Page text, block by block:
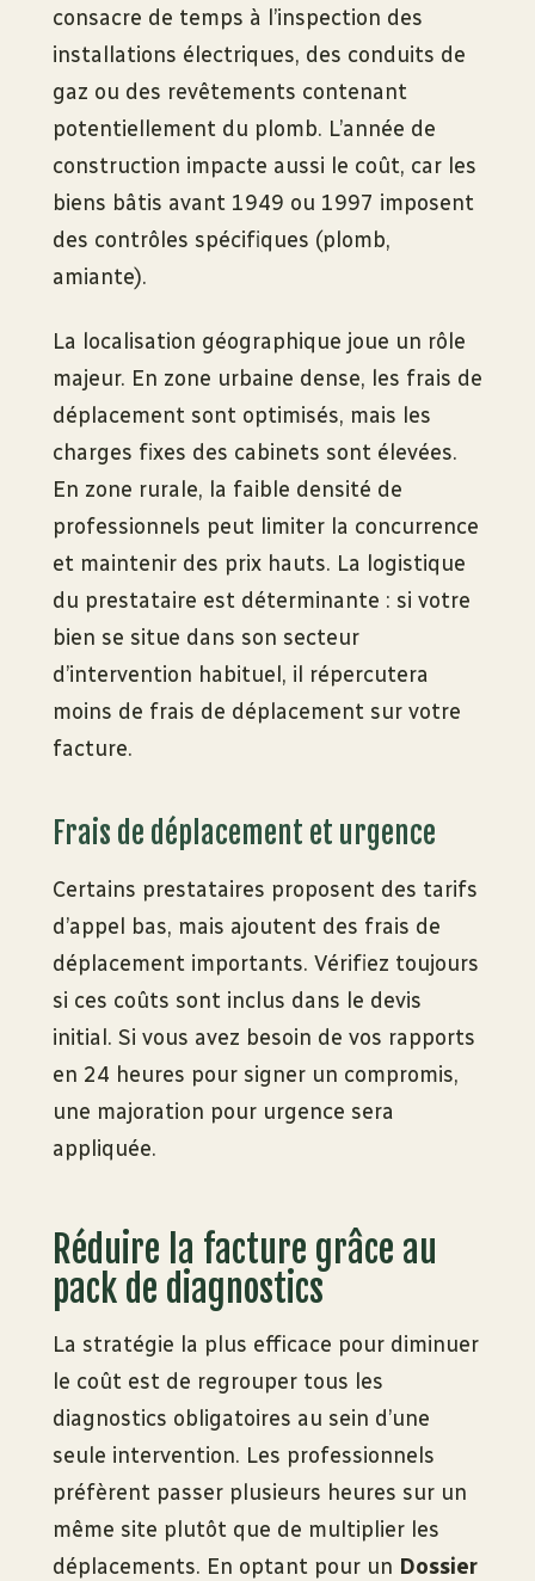
consacre de temps à l’inspection des
installations électriques, des conduits de
gaz ou des revêtements contenant
potentiellement du plomb. L’année de
construction impacte aussi le coût, car les
biens bâtis avant 1949 ou 1997 imposent
des contrôles spécifiques (plomb,
amiante).
La localisation géographique joue un rôle
majeur. En zone urbaine dense, les frais de
déplacement sont optimisés, mais les
charges fixes des cabinets sont élevées.
En zone rurale, la faible densité de
professionnels peut limiter la concurrence
et maintenir des prix hauts. La logistique
du prestataire est déterminante : si votre
bien se situe dans son secteur
d’intervention habituel, il répercutera
moins de frais de déplacement sur votre
facture.
Frais de déplacement et urgence
Certains prestataires proposent des tarifs
d’appel bas, mais ajoutent des frais de
déplacement importants. Vérifiez toujours
si ces coûts sont inclus dans le devis
initial. Si vous avez besoin de vos rapports
en 24 heures pour signer un compromis,
une majoration pour urgence sera
appliquée.
Réduire la facture grâce au
pack de diagnostics
La stratégie la plus efficace pour diminuer
le coût est de regrouper tous les
diagnostics obligatoires au sein d’une
seule intervention. Les professionnels
préfèrent passer plusieurs heures sur un
même site plutôt que de multiplier les
déplacements. En optant pour un Dossier